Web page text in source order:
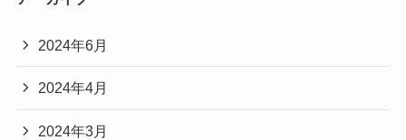
2024年6月
2024年4月
2024年3月